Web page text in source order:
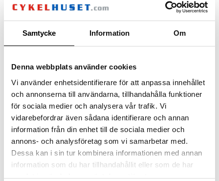
Samtycke Information Om
Denna webbplats använder cookies
Vi använder enhetsidentifierare för att anpassa innehållet
och annonserna till användarna, tillhandahålla funktioner
för sociala medier och analysera vår trafik. Vi
vidarebefordrar även sådana identifierare och annan
information från din enhet till de sociala medier och
annons- och analysföretag som vi samarbetar med.
Dessa kan i sin tur kombinera informationen med annan
information som du har tillhandahållit eller som de har
samlat in när du har använt deras tjänster.
bottom bracket
Sram DUB Road, 86mm Pressfit
crankset
Sram Rival E1 AXS, Dub, 48x35T
Sram XG-1250, 10-36T
chain
Sram Rival E1
COCKPIT